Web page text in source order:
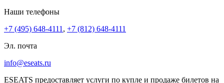
Наши телефоны
+7 (495) 648-4111 , +7 (812) 648-4111
Эл. почта
info@eseats.ru
ESEATS предоставляет услуги по купле и продаже билетов на